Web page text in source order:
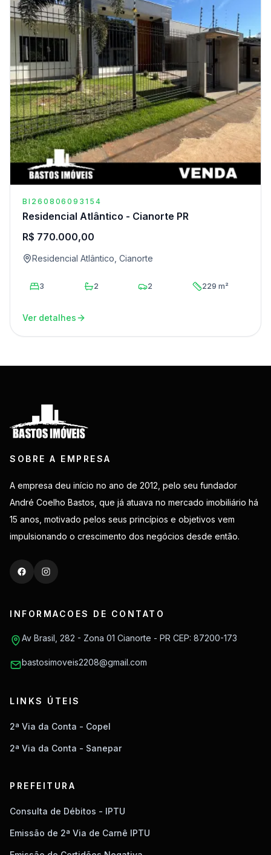
BI260806093154
Residencial Atlântico - Cianorte PR
R$ 770.000,00
Residencial Atlântico, Cianorte
3 2 2 229 m²
Ver detalhes
SOBRE A EMPRESA
A empresa deu início no ano de 2012, pelo seu fundador
André Coelho Bastos, que já atuava no mercado imobiliário há
15 anos, motivado pelos seus princípios e objetivos vem
impulsionando o crescimento dos negócios desde então.
INFORMACOES DE CONTATO
Av Brasil, 282 - Zona 01 Cianorte - PR CEP: 87200-173
bastosimoveis2208@gmail.com
LINKS ÚTEIS
2ª Via da Conta - Copel
2ª Via da Conta - Sanepar
PREFEITURA
Consulta de Débitos - IPTU
Emissão de 2ª Via de Carnê IPTU